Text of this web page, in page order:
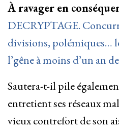
À ravager en
DECRYPTAGE.
divisions, polémiques…
l’gêne à moins d’un an
Sautera-t-il pile
entretient ses réseaux
vieux contrefort de son